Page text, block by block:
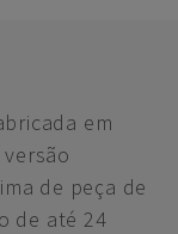
em
de peça de
de até 24